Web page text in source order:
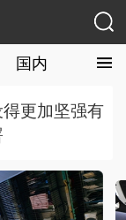
国内 国际
更加坚强有